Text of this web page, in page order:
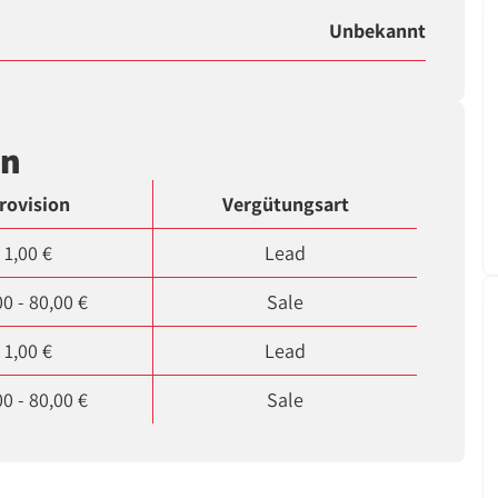
Unbekannt
Vergütungsart
1,00 €
Lead
- 80,00 €
Sale
1,00 €
Lead
- 80,00 €
Sale